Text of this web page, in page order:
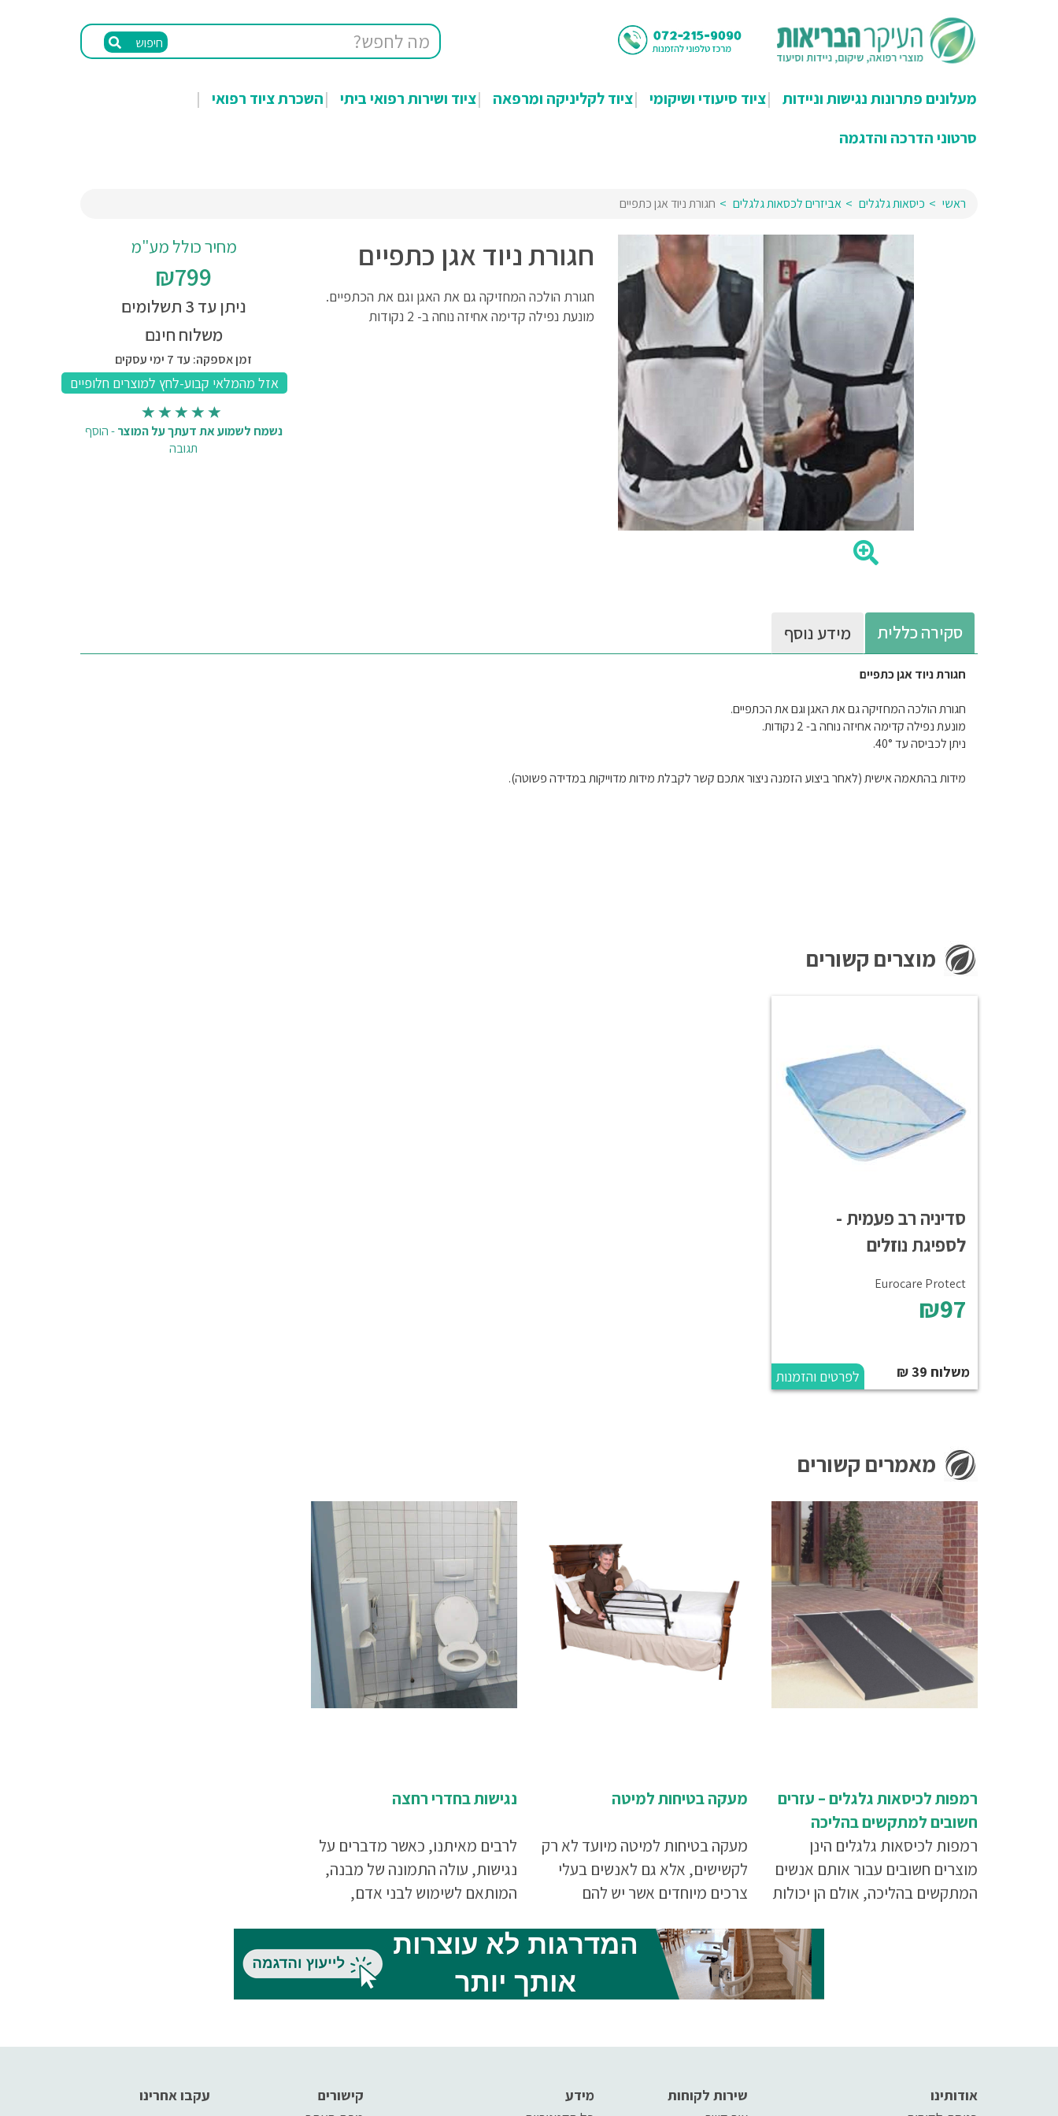
חיפוש
מעלונים פתרונות נגישות וניידות ציוד סיעודי ושיקומי ציוד לקליניקה ומרפאה ציוד ושירות רפואי ביתי
השכרת ציוד רפואי
סרטוני הדרכה והדגמה
ראשי כיסאות גלגלים אביזרים לכסאות גלגלים חגורת ניוד אגן כתפיים
חגורת ניוד אגן כתפיים
חגורת הולכה המחזיקה גם את האגן וגם את הכתפיים.
מונעת נפילה קדימה אחיזה נוחה ב- 2 נקודות
מחיר כולל מע"מ
₪799
ניתן עד 3 תשלומים
משלוח חינם
זמן אספקה: עד 7 ימי עסקים
נשמח לשמוע את דעתך על המוצר-הוסף
תגובה
סקירה כללית מידע נוסף
חגורת ניוד אגן כתפיים
חגורת הולכה המחזיקה גם את האגן וגם את הכתפיים.
מונעת נפילה קדימה אחיזה נוחה ב- 2 נקודות.
ניתן לכביסה עד 40°.
מידות בהתאמה אישית (לאחר ביצוע הזמנה ניצור אתכם קשר לקבלת מידות מדוייקות במדידה פשוטה).
מוצרים קשורים
סדיניה רב פעמית -
לספיגת נוזלים
Eurocare Protect
₪97
משלוח 39 ₪ לפרטים והזמנות
מאמרים קשורים
רמפות לכיסאות גלגלים – עזרים
חשובים למתקשים בהליכה
רמפות לכיסאות גלגלים הינן
מוצרים חשובים עבור אותם אנשים
המתקשים בהליכה, אולם הן יכולות
העסקים שברשותם לנגישים.
באמצעות פעולה פשוטה של
מעקה בטיחות למיטה
מעקה בטיחות למיטה מיועד לא רק
לקשישים, אלא גם לאנשים בעלי
צרכים מיוחדים אשר יש להם
תנועות לא רצוניות של הגוף. מכיוון
שכשאדם ישן הוא אינו מודע למצבו
ואינו שולט בגופו, קיימת סכנה
נגישות בחדרי רחצה
לרבים מאיתנו, כאשר מדברים על
נגישות, עולה התמונה של מבנה,
המותאם לשימוש לבני אדם,
שונות. לרובנו, זה מתקשר ישירות
עם השימוש בכיסאות גלגלים, אבל
אם נסתכל בצורה רחבה יותר על
עקבו אחרינו
קישורים
מידע
שירות לקוחות
אודותינו